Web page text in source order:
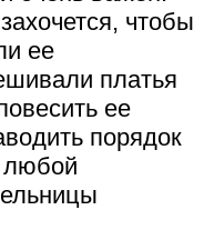
чтобы
ее
платья
ее
порядок
любой